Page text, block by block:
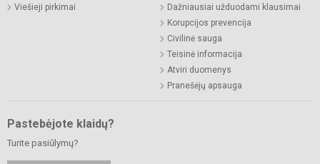
Viešieji pirkimai
Dažniausiai užduodami klausimai
Korupcijos prevencija
Civilinė sauga
Teisinė informacija
Atviri duomenys
Pranešėjų apsauga
Pastebėjote klaidų?
Turite pasiūlymų?